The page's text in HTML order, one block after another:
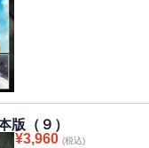
（レーシングチーム）
（９）
¥3,960 (税込)